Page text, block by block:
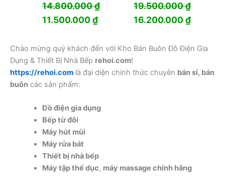
14.800.000₫
Giá
là:
14.800.000 ₫.
11.500.000₫Giá
tại
là:
11.500.000 ₫.
19.500.000₫
Giá
là:
16.200.000₫Giá
tại
Chào mừng quý khách đến với Kho Bán Buôn Đồ Điện Gia
Dụng & Thiết Bị Nhà Bếp rehoi.com!
https://rehoi.com là đại diện chính thức chuyên bán sỉ, bán
buôn các sản phẩm:
Đồ điện gia dụng
Bếp từ đôi
Máy hút mùi
Máy rửa bát
Thiết bị nhà bếp
Máy tập thể dục, máy massage chính hãng